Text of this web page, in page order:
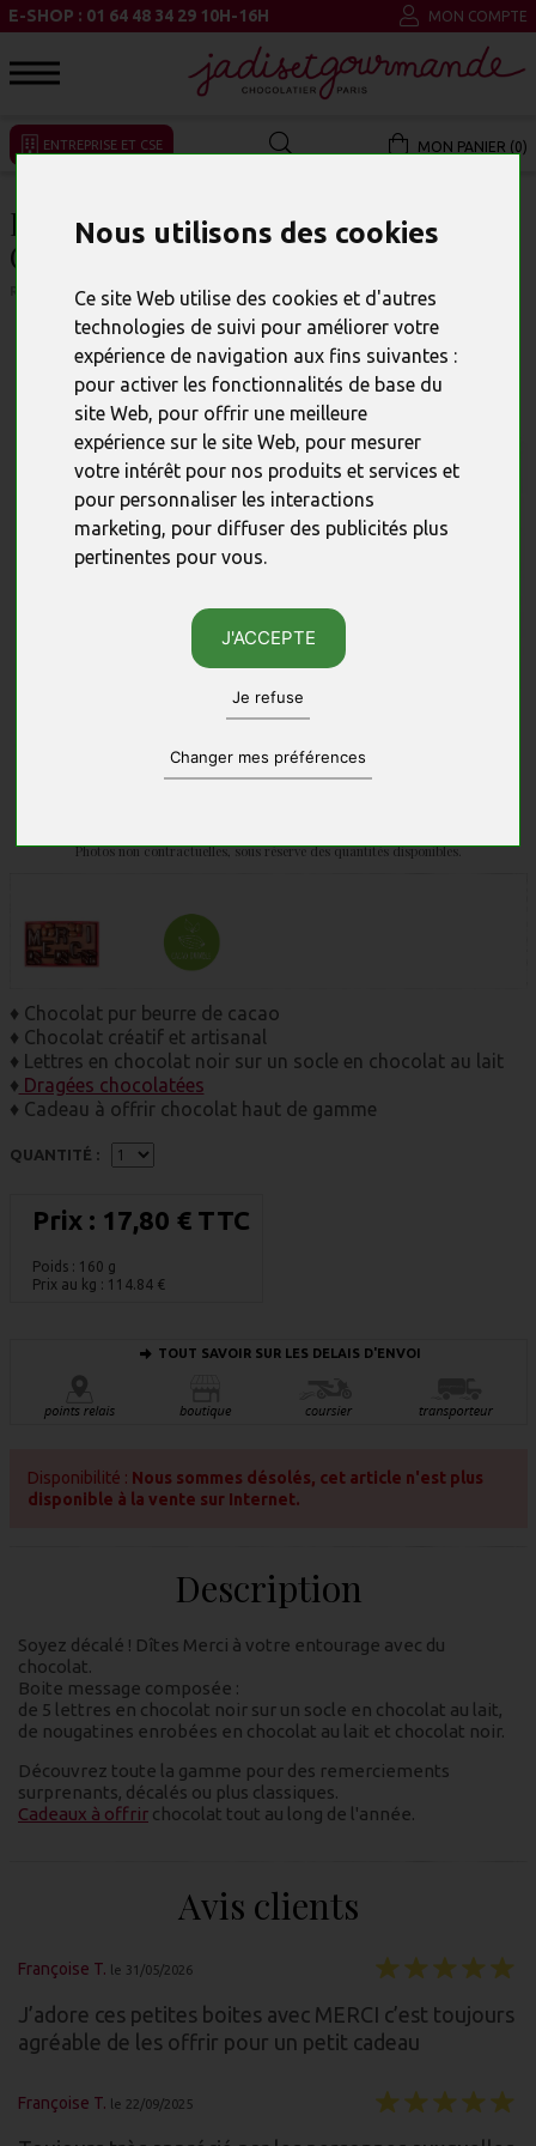
Nous utilisons des cookies
Ce site Web utilise des cookies et d'autres
technologies de suivi pour améliorer votre
expérience de navigation aux fins suivantes :
pour activer les fonctionnalités de base du
site Web, pour offrir une meilleure
expérience sur le site Web, pour mesurer
votre intérêt pour nos produits et services et
pour personnaliser les interactions
marketing, pour diffuser des publicités plus
pertinentes pour vous.
J'ACCEPTE
Je refuse
Changer mes préférences
E-SHOP : 01 64 48 34 29 10H-16H MON COMPTE
ENTREPRISE ET CSE MON PANIER (0)
REMERCIEMENT ET OFFRIR DES
CHOCOLATS
RÉFÉRENCE : 16876
Photos non contractuelles, sous réserve des quantités disponibles.
♦ Chocolat pur beurre de cacao
♦ Chocolat créatif et artisanal
♦ Lettres en chocolat noir sur un socle en chocolat au lait
♦ Dragées chocolatées
♦ Cadeau à offrir chocolat haut de gamme
QUANTITÉ :
Prix : 17,80 € TTC
Poids : 160 g
Prix au kg : 114.84€
TOUT SAVOIR SUR LES DELAIS D'ENVOI
Disponibilité : Nous sommes désolés, cet article n'est plus
disponible à la vente sur Internet.
Description
Soyez décalé ! Dîtes Merci à votre entourage avec du
chocolat.
Boite message composée :
de 5 lettres en chocolat noir sur un socle en chocolat au lait,
de nougatines enrobées en chocolat au lait et chocolat noir.
Découvrez toute la gamme pour des remerciements
surprenants, décalés ou plus classiques.
Cadeaux à offrir chocolat tout au long de l'année.
Avis clients
Françoise T. le 31/05/2026
J’adore ces petites boites avec MERCI c’est toujours
agréable de les offrir pour un petit cadeau
Françoise T. le 22/09/2025